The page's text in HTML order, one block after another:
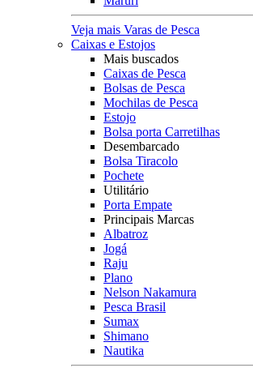
Veja mais Varas de Pesca
Caixas e Estojos
Mais buscados
Caixas de Pesca
Bolsas de Pesca
Mochilas de Pesca
Estojo
Bolsa porta Carretilhas
Desembarcado
Bolsa Tiracolo
Pochete
Utilitário
Porta Empate
Principais Marcas
Albatroz
Jogá
Raju
Plano
Nelson Nakamura
Pesca Brasil
Sumax
Shimano
Nautika